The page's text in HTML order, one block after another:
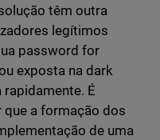
têm outra
legítimos
password for
exposta na dark
É
a formação dos
de uma